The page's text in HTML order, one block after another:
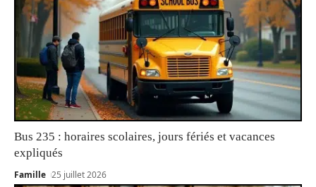
Bus 235 : horaires scolaires, jours fériés et vacances
expliqués
Famille 25 juillet 2026